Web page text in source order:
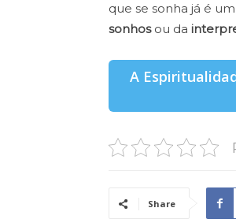
que se sonha já é
sonhosou da
A
Share